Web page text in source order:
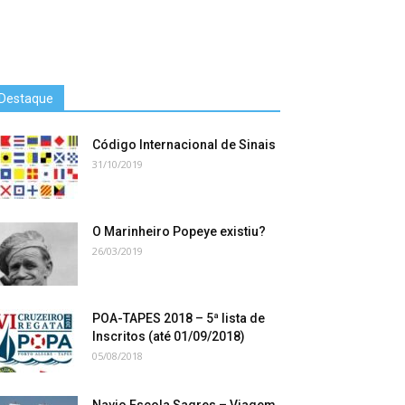
Destaque
Código Internacional de Sinais
31/10/2019
O Marinheiro Popeye existiu?
26/03/2019
POA-TAPES 2018 – 5ª lista de
Inscritos (até 01/09/2018)
05/08/2018